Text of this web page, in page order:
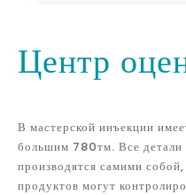
Центр
В мастерской инъекции
большим 780тм. Все детали
производятся самими
продуктов могут